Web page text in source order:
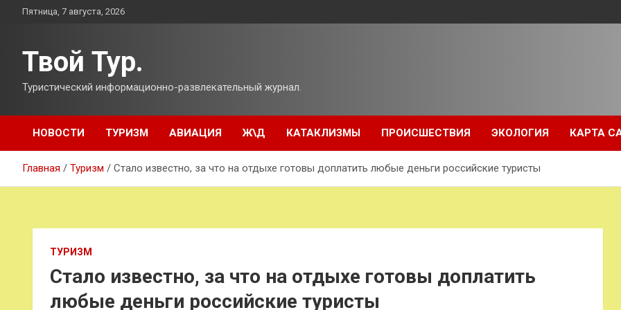
ПерейтиПятница, 7 августа, 2026
Твой Тур.
Туристический информационно-развлекательный журнал.
НОВОСТИ ТУРИЗМ АВИАЦИЯ Ж\Д КАТАКЛИЗМЫ ПРОИСШЕСТВИЯ ЭКОЛОГИЯ КАРТА
Главная Туризм Стало известно, за что на отдыхе готовы доплатить любые деньги российские туристы
ТУРИЗМ
Стало известно, за что на отдыхе готовы доплатить
любые деньги российские туристы